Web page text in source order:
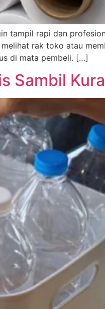
tampil rapi dan
rak toko atau
di mata pembeli. […]
Sambil